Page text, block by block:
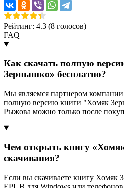
Рейтинг: 4.3 (8 голосов)
FAQ
Как скачать полную
Зернышко» бесплатно?
Мы являемся партнером компании
полную версию книги "Хомяк
Рыжова можно только после
Чем открыть книгу
скачивания?
Если вы скачиваете книгу Хомяк
EPUB для Windows или